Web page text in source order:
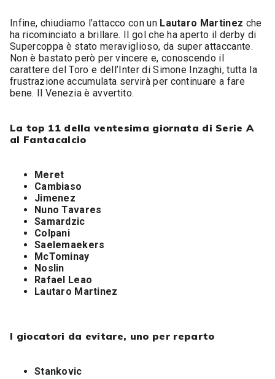
Infine, chiudiamo l’attacco con unLautaro Martinez che
ha ricominciato a brillare. Il gol che ha aperto il derby di
Supercoppa è stato meraviglioso, da super attaccante.
Non è bastato però per vincere e, conoscendo il
carattere del Toro e dell’Inter di Simone Inzaghi, tutta la
frustrazione accumulata servirà per continuare a fare
bene. Il Venezia è avvertito.
La top 11 della ventesima giornata di Serie A
al Fantacalcio
Meret
Cambiaso
Jimenez
Nuno Tavares
Samardzic
Colpani
Saelemaekers
McTominay
Noslin
Rafael Leao
Lautaro Martinez
I giocatori da evitare, uno per reparto
Stankovic